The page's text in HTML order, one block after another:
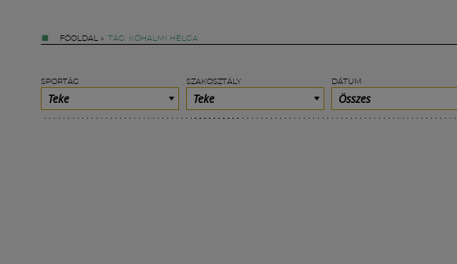
FŐOLDAL » TAG: KŐHALMI HELGA
SPORTÁG
Teke
SZAKOSZTÁLY
Teke
DÁTUM
Összes